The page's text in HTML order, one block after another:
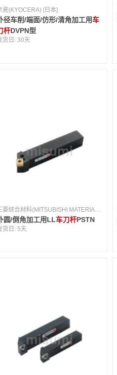
瓷(KYOCERA) [日本]
径车削/端面/仿形/清角加工用车
杆DVPN型
货日:30天
圆/倒角加工用LL车刀杆PSTN
货日:5天